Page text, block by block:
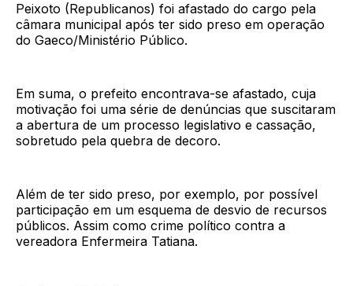
Peixoto (Republicanos) foi afastado do cargo pela
câmara municipal após ter sido preso em operação
do Gaeco/Ministério Público.
Em suma, o prefeito encontrava-se afastado, cuja
motivação foi uma série de denúncias que suscitaram
a abertura de um processo legislativo e cassação,
sobretudo pela quebra de decoro.
Além de ter sido preso, por exemplo, por possível
participação em um esquema de desvio de recursos
públicos. Assim como crime político contra a
vereadora Enfermeira Tatiana.